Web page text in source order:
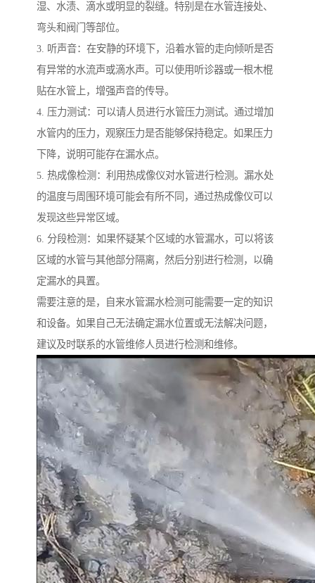
湿、水渍、滴水或明显的裂缝。特别是在水管连接处、
弯头和阀门等部位。
3. 听声音：在安静的环境下，沿着水管的走向倾听是否
有异常的水流声或滴水声。可以使用听诊器或一根木棍
贴在水管上，增强声音的传导。
4. 压力测试：可以请人员进行水管压力测试。通过增加
水管内的压力，观察压力是否能够保持稳定。如果压力
下降，说明可能存在漏水点。
5. 热成像检测：利用热成像仪对水管进行检测。漏水处
的温度与周围环境可能会有所不同，通过热成像仪可以
发现这些异常区域。
6. 分段检测：如果怀疑某个区域的水管漏水，可以将该
区域的水管与其他部分隔离，然后分别进行检测，以确
定漏水的具置。
需要注意的是，自来水管漏水检测可能需要一定的知识
和设备。如果自己无法确定漏水位置或无法解决问题，
建议及时联系的水管维修人员进行检测和维修。